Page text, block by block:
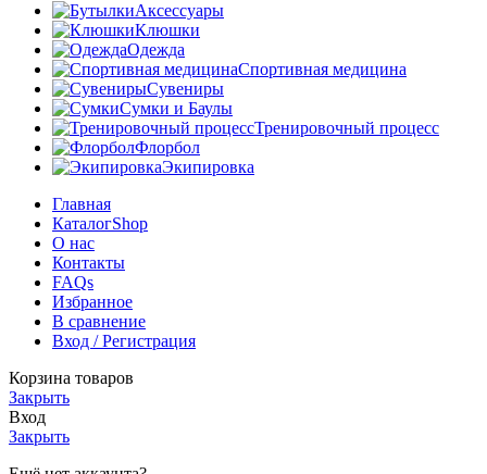
Аксессуары
Клюшки
Одежда
Спортивная медицина
Сувениры
Сумки и Баулы
Тренировочный процесс
Флорбол
Экипировка
Главная
КаталогShop
О нас
Контакты
FAQs
Избранное
В сравнение
Вход / Регистрация
Корзина товаров
Закрыть
Вход
Закрыть